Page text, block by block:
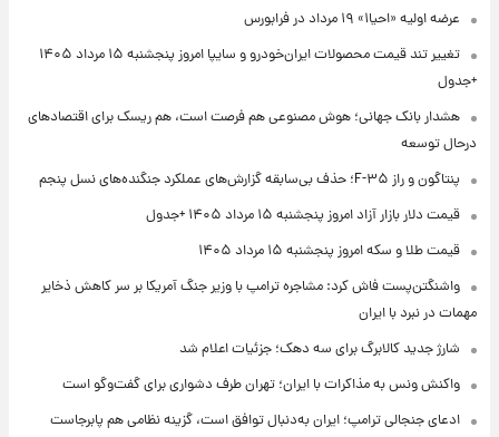
عرضه اولیه «احیا۱» ۱۹ مرداد در فرابورس
تغییر تند قیمت محصولات ایران‌خودرو و سایپا امروز پنجشنبه ۱۵ مرداد ۱۴۰۵
+جدول
هشدار بانک جهانی؛ هوش مصنوعی هم فرصت است، هم ریسک برای اقتصادهای
درحال توسعه
پنتاگون و راز F-۳۵؛ حذف بی‌سابقه گزارش‌های عملکرد جنگنده‌های نسل پنجم
قیمت دلار بازار آزاد امروز پنجشنبه ۱۵ مرداد ۱۴۰۵ +جدول
قیمت طلا و سکه امروز پنجشنبه ۱۵ مرداد ۱۴۰۵
واشنگتن‌پست فاش کرد: مشاجره ترامپ با وزیر جنگ آمریکا بر سر کاهش ذخایر
مهمات در نبرد با ایران
شارژ جدید کالابرگ برای سه دهک؛ جزئیات اعلام شد
واکنش ونس به مذاکرات با ایران؛ تهران طرف دشواری برای گفت‌وگو است
ادعای جنجالی ترامپ؛ ایران به‌دنبال توافق است، گزینه نظامی هم پابرجاست